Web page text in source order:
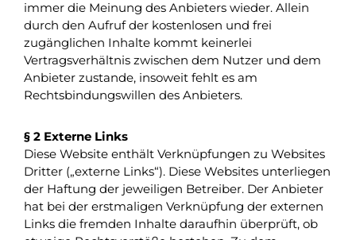
immer die Meinung des Anbieters wieder. Allein
durch den Aufruf der kostenlosen und frei
zugänglichen Inhalte kommt keinerlei
Vertragsverhältnis zwischen dem Nutzer und dem
Anbieter zustande, insoweit fehlt es am
Rechtsbindungswillen des Anbieters.
§ 2 Externe Links
Diese Website enthält Verknüpfungen zu Websites
Dritter („externe Links“). Diese Websites unterliegen
der Haftung der jeweiligen Betreiber. Der Anbieter
hat bei der erstmaligen Verknüpfung der externen
Links die fremden Inhalte daraufhin überprüft, ob